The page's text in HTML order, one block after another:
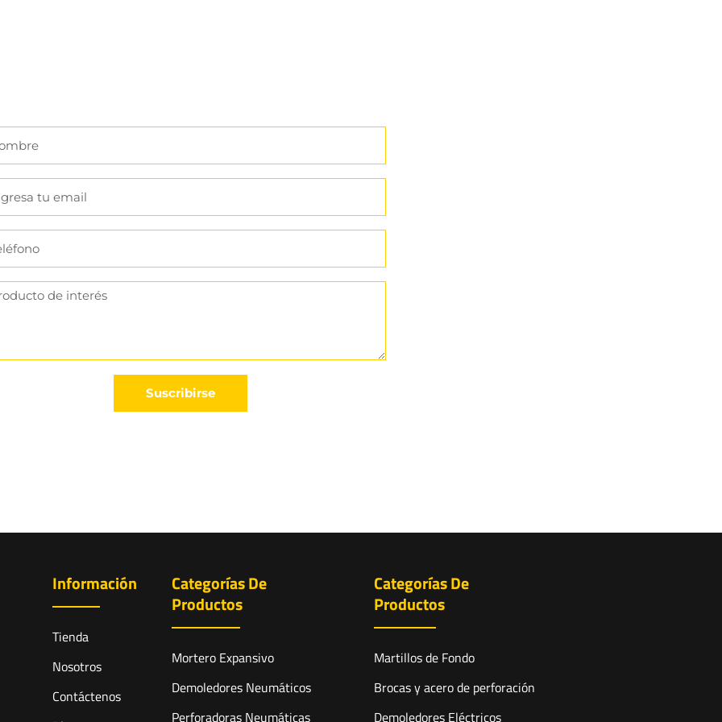
Suscribirse
Información
Tienda
Nosotros
Contáctenos
Categorías De
Productos
Mortero Expansivo
Demoledores Neumáticos
Perforadoras Neumáticas
Categorías De
Productos
Martillos de Fondo
Brocas y acero de perforación
Demoledores Eléctricos